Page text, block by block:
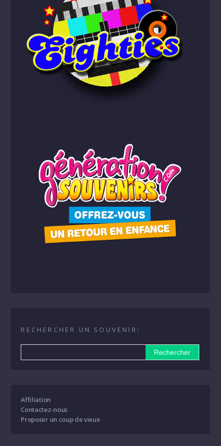
RECHERCHER UN SOUVENIR:
Affiliation
Contactez-nous
Proposer un coup de vieux